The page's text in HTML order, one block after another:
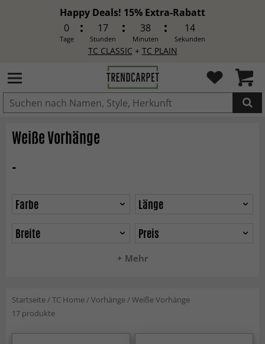
Happy Deals! 15% Extra-Rabatt
0
Tage
17
Stunden
38
Minuten
13
Sekunden
TC CLASSIC + TC PLAIN
IN DEN WARENKORB GELEGT.
Weiße Vorhänge
-
+ Mehr
Farbe
Länge
Breite
Preis
Startseite/TC Home/Vorhänge/Weiße Vorhänge
17 produkte